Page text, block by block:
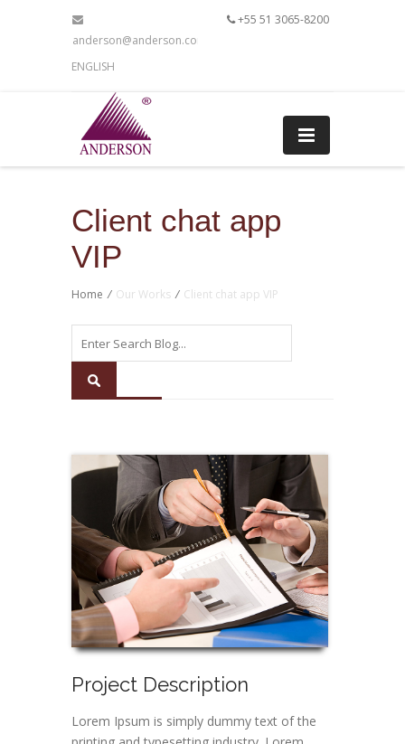
anderson@anderson.com.br
+55 51 3065-8200
ENGLISH
Client chat app
VIP
Home / Our Works / Client chat app VIP
Project Description
Lorem Ipsum is simply dummy text of the